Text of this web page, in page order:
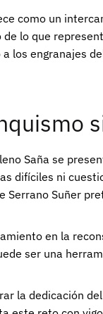
como un
lo que
los engranajes
Saña se
difíciles ni
Suñer
en la
ser una
la dedicación